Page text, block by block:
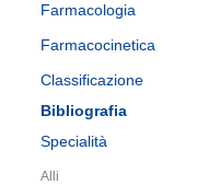
Farmacologia
Farmacocinetica
Classificazione
Bibliografia
Specialità
Alli